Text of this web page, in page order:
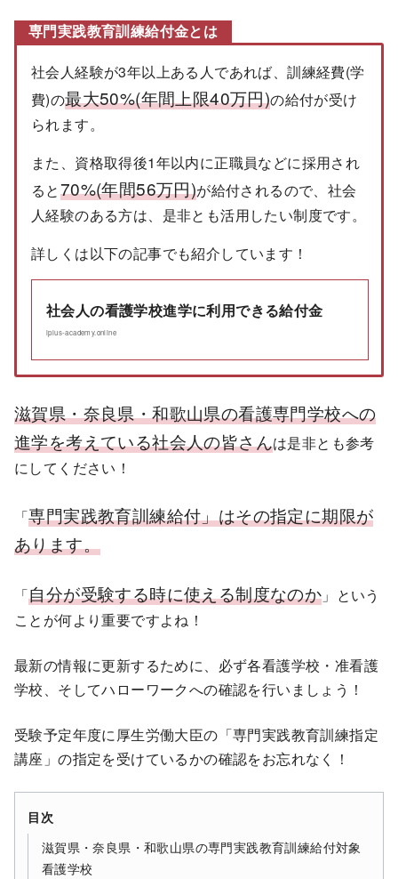
専門実践教育訓練給付金とは
社会人経験が3年以上ある人であれば、訓練経費(学
費)の最大50%(年間上限40万円)の給付が受け
られます。
また、資格取得後1年以内に正職員などに採用され
ると70%(年間56万円)が給付されるので、社会
人経験のある方は、是非とも活用したい制度です。
詳しくは以下の記事でも紹介しています！
社会人の看護学校進学に利用できる給付金
iplus-academy.online
滋賀県・奈良県・和歌山県の看護専門学校への
進学を考えている社会人の皆さんは是非とも参考
にしてください！
「専門実践教育訓練給付」はその指定に期限が
あります。
「自分が受験する時に使える制度なのか 」という
ことが何より重要ですよね！
最新の情報に更新するために、必ず各看護学校・准看護
学校、そしてハローワークへの確認を行いましょう！
受験予定年度に厚生労働大臣の「専門実践教育訓練指定
講座」の指定を受けているかの確認をお忘れなく！
目次
滋賀県・奈良県・和歌山県の専門実践教育訓練給付対象
看護学校